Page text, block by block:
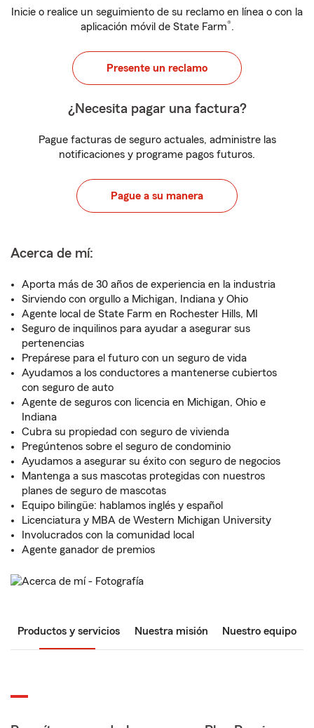
Inicie o realice un seguimiento de su reclamo en línea o con la
aplicación móvil de State Farm®.
Presente un reclamo
¿Necesita pagar una factura?
Pague facturas de seguro actuales, administre las
notificaciones y programe pagos futuros.
Pague a su manera
Acerca de mí:
Aporta más de 30 años de experiencia en la industria
Sirviendo con orgullo a Michigan, Indiana y Ohio
Agente local de State Farm en Rochester Hills, MI
Seguro de inquilinos para ayudar a asegurar sus
pertenencias
Prepárese para el futuro con un seguro de vida
Ayudamos a los conductores a mantenerse cubiertos
con seguro de auto
Agente de seguros con licencia en Michigan, Ohio e
Indiana
Cubra su propiedad con seguro de vivienda
Pregúntenos sobre el seguro de condominio
Ayudamos a asegurar su éxito con seguro de negocios
Mantenga a sus mascotas protegidas con nuestros
planes de seguro de mascotas
Equipo bilingüe: hablamos inglés y español
Licenciatura y MBA de Western Michigan University
Involucrados con la comunidad local
Agente ganador de premios
Productos y servicios Nuestra misión Nuestro equipo